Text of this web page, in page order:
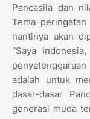
Pancasila dan
Tema
nantinya akan
”Saya
adalah untuk
dasar-dasar
generasi muda